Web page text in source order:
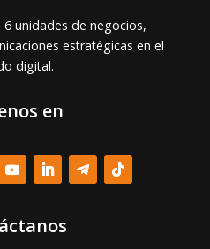
unidades de negocios,
estratégicas en el
digital.
en